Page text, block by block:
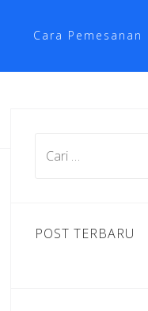
Cara Pemesanan
POST TERBARU